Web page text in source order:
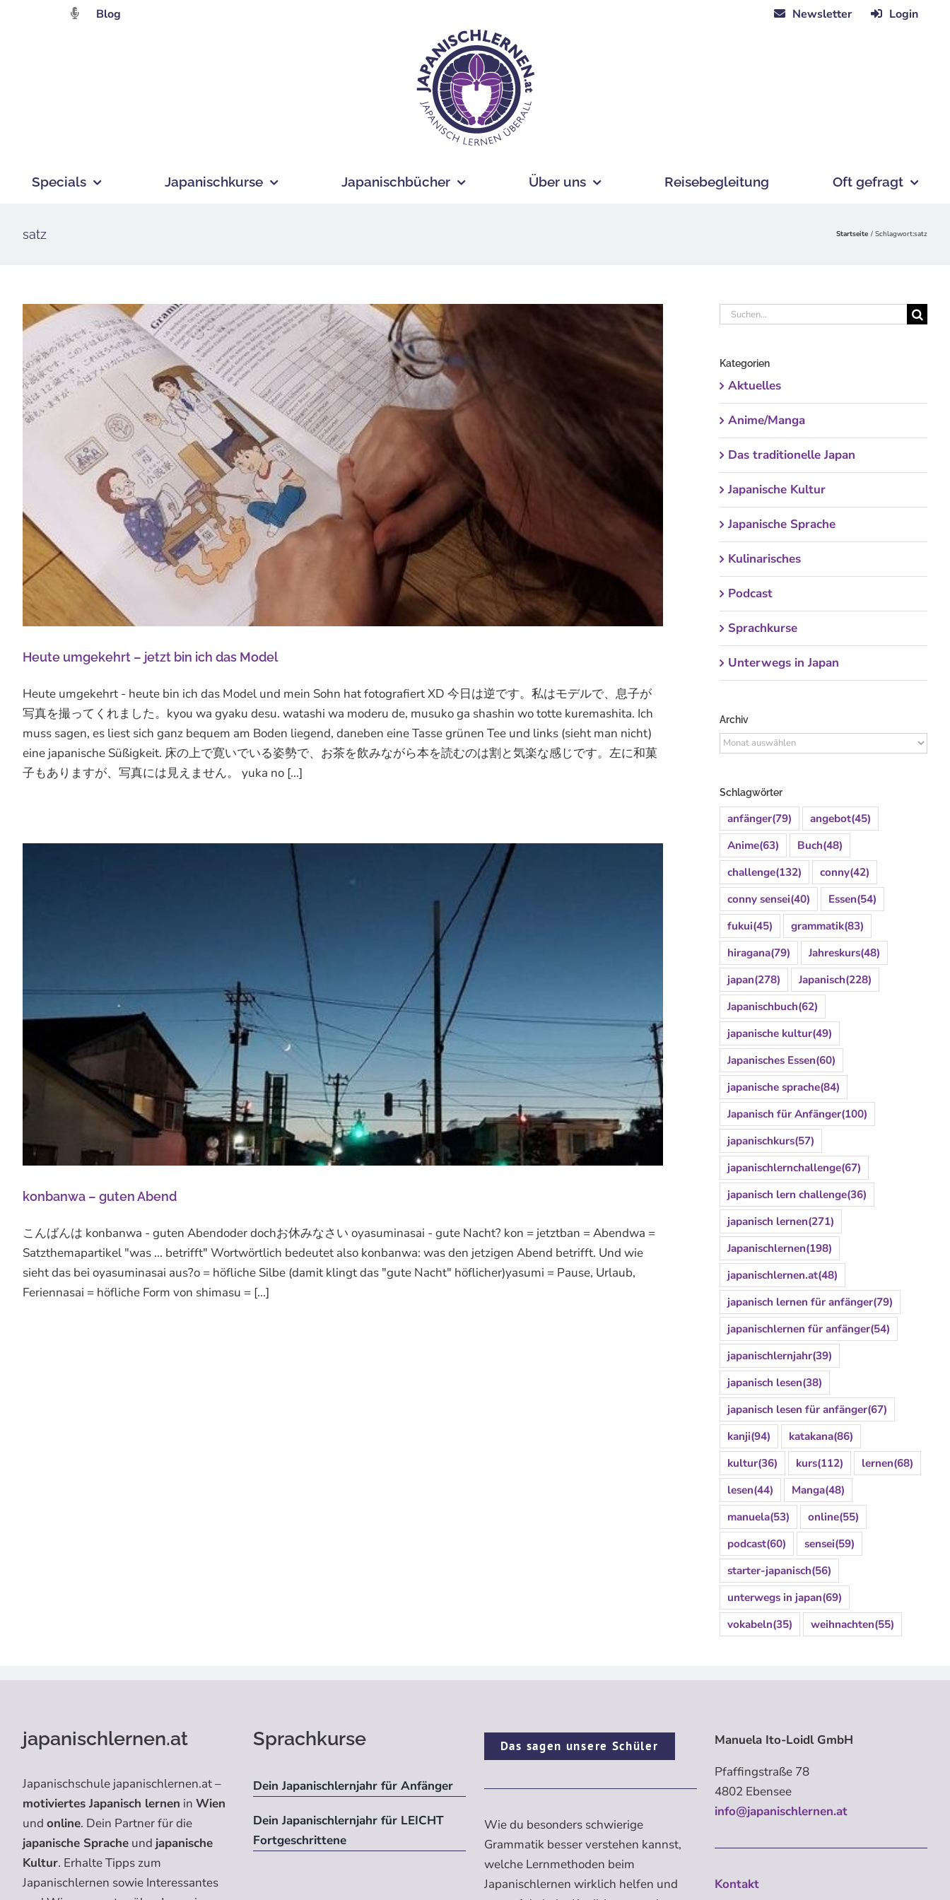
Blog Newsletter Login
Specials Japanischkurse Japanischbücher Über uns Reisebegleitung Oft gefragt
satz Startseite Schlagwort:satz
Heute umgekehrt – jetzt bin ich das Model
Heute umgekehrt - heute bin ich das Model und mein Sohn hat fotografiert XD 今日は逆です。私はモデルで、息子が
写真を撮ってくれました。kyou wa gyaku desu. watashi wa moderu de, musuko ga shashin wo totte kuremashita. Ich
muss sagen, es liest sich ganz bequem am Boden liegend, daneben eine Tasse grünen Tee und links (sieht man nicht)
eine japanische Süßigkeit. 床の上で寛いでいる姿勢で、お茶を飲みながら本を読むのは割と気楽な感じです。左に和菓
子もありますが、写真には見えません。 yuka no [...]
konbanwa – guten Abend
こんばんは konbanwa - guten Abendoder dochお休みなさい oyasuminasai - gute Nacht? kon = jetztban = Abendwa =
Satzthemapartikel "was ... betrifft" Wortwörtlich bedeutet also konbanwa: was den jetzigen Abend betrifft. Und wie
sieht das bei oyasuminasai aus?o = höfliche Silbe (damit klingt das "gute Nacht" höflicher)yasumi = Pause, Urlaub,
Feriennasai = höfliche Form von shimasu = [...]
Suche
Kategorien
Aktuelles
Anime/Manga
Das traditionelle Japan
Japanische Kultur
Japanische Sprache
Kulinarisches
Podcast
Sprachkurse
Unterwegs in Japan
Archiv
Archiv
Schlagwörter
anfänger(79) angebot(45)
Anime(63) Buch(48)
challenge(132) conny(42)
conny sensei(40) Essen(54)
fukui(45) grammatik(83)
hiragana(79) Jahreskurs(48)
japan(278) Japanisch(228)
Japanischbuch(62)
japanische kultur(49)
Japanisches Essen(60)
japanische sprache(84)
Japanisch für Anfänger(100)
japanischkurs(57)
japanischlernchallenge(67)
japanisch lern challenge(36)
japanisch lernen(271)
Japanischlernen(198)
japanischlernen.at(48)
japanisch lernen für anfänger(79)
japanischlernen für anfänger(54)
japanischlernjahr(39)
japanisch lesen(38)
japanisch lesen für anfänger(67)
kanji(94) katakana(86)
kultur(36) kurs(112) lernen(68)
lesen(44) Manga(48)
manuela(53) online(55)
podcast(60) sensei(59)
starter-japanisch(56)
unterwegs in japan(69)
vokabeln(35) weihnachten(55)
japanischlernen.at
Japanischschule japanischlernen.at –
motiviertes Japanisch lernen in Wien
und online. Dein Partner für die
japanische Spracheund japanische
Kultur. Erhalte Tipps zum
Japanischlernen sowie Interessantes
Sprachkurse
Dein Japanischlernjahr für Anfänger
Dein Japanischlernjahr für LEICHT
Fortgeschrittene
Das sagen unsere Schüler
Wie du besonders schwierige
Grammatik besser verstehen kannst,
welche Lernmethoden beim
Japanischlernen wirklich helfen und
Manuela Ito-Loidl GmbH
Pfaffingstraße 78
4802 Ebensee
info@japanischlernen.at
Kontakt